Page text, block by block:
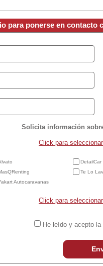
DENT MASTER, es
internacional, actualmente se
éxito.Actualmente cuenta
promesa de valor:
40.000
para ponerse en contacto
Solicita información
Click para
DetailCar
Te Lo
Autocaravanas
Click para
He leído y acepto la